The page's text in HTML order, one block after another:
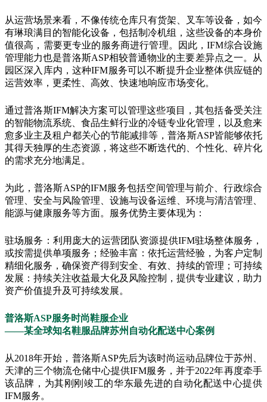
从运营场景来看，不像传统仓库只有货架、叉车等设备，如今
有琳琅满目的智能化设备，包括制冷机组，这些设备的本身价
值很高，需要更专业的服务商进行管理。因此，IFM综合设施
管理能力也是普洛斯ASP相较普通物业的主要差异点之一。从
园区深入库内，这种IFM服务可以不断提升企业整体供应链的
运营效率，更柔性、高效、快速地响应市场变化。
通过普洛斯IFM解决方案可以管理这些项目，其包括备受关注
的智能物流系统、食品生鲜行业的冷链专业化管理，以及愈来
愈多业主及租户都关心的节能减排等，普洛斯ASP皆能够依托
其得天独厚的生态资源，将这些不断迭代的、个性化、碎片化
的需求充分地满足。
为此，普洛斯ASP的IFM服务包括空间管理与前介、行政综合
管理、安全与风险管理、设施与设备运维、环境与清洁管理、
能源与健康服务等方面。服务优势主要体现为：
驻场服务：利用庞大的运营团队资源提供IFM驻场整体服务，
或按需提供单项服务；经验丰富：依托运营经验，为客户定制
精细化服务，确保资产得到安全、有效、持续的管理；可持续
发展：持续关注收益最大化及风险控制，提供专业建议，助力
资产价值提升及可持续发展。
普洛斯ASP服务时尚鞋服企业
——某全球知名鞋服品牌苏州自动化配送中心案例
从2018年开始，普洛斯ASP先后为该时尚运动品牌位于苏州、
天津的三个物流仓储中心提供IFM服务，并于2022年再度牵手
该品牌，为其刚刚竣工的华东最先进的自动化配送中心提供
IFM服务。